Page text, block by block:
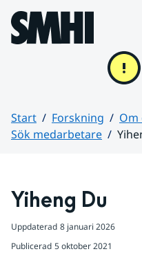
Hoppa till sidans innehåll
Start Forskning Om
Sök medarbetare
Yiheng Du
Uppdaterad 8 januari 2026
Publicerad 5 oktober 2021